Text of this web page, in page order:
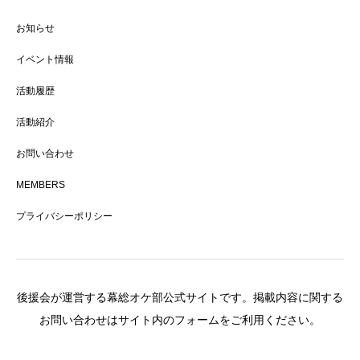
お知らせ
イベント情報
活動履歴
活動紹介
お問い合わせ
MEMBERS
プライバシーポリシー
後援会が運営する幕総オケ部公式サイトです。掲載内容に関する
お問い合わせはサイト内のフォームをご利用ください。